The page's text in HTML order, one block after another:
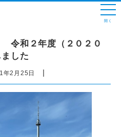
令和２年度（２０２０
した
年2月25日 |